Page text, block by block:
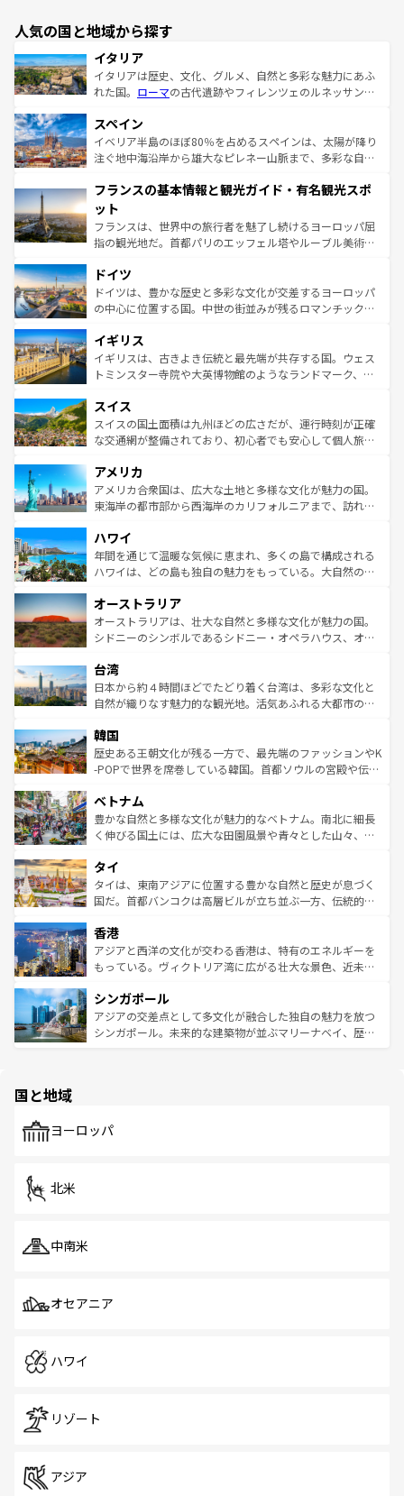
人気の国と地域から探す
イタリア
イタリアは歴史、文化、グルメ、自然と多彩な魅力にあふ
れた国。 ローマの古代遺跡やフィレンツェのルネッサンス
ろん、トスカーナの美しい田園風景やアマルフィ海岸の絶
景など、自然景観も見逃せない。観光の合間には、本場の
ピザやパスタなど、絶品のイタリア料理を堪能することも
ませてくれるイタリアで、忘れられない旅をしてみよう！
なお、新着のイタリア情報は
しい。
スペイン
イベリア半島のほぼ80％を占めるスペインは、太陽が降り
注ぐ地中海沿岸から雄大なピレネー山脈まで、多彩な自然
文化が根付くこの国では、情熱的なフラメンコ、熱気あふ
れる闘牛、そして美味しいタパスが生活の一部となってい
る。首都マドリードの洗練された雰囲気や、バルセロナの
アートに溢れた街角から、地方では古代ローマ遺跡や中世
せる。地方によって風土や気候が異なるスペインはその個
性で訪れる人を魅了する。 なお、新着のスペイン情報は コ
ンテンツ一覧を参照してほしい。
フランスの基本情報と観光ガイド・有名観光スポ
ット
フランスは、世界中の旅行者を魅了し続けるヨーロッパ屈
指の観光地だ。首都パリのエッフェル塔やルーブル美術館
で、幅広い魅力が詰まっている。華麗な宮殿、歴史的な大
聖堂、美しいビーチ、そして豊かな自然が、訪れる者を心
から魅了する。また、フランスは美食の国としても知ら
いる。シャンパンの発祥地であるランス、プロヴァンスの
香り高いラベンダー畑など、多彩な楽しみ方が可能だ。さ
らに、パリ以外の地域にも魅力が溢れており、どの街角に
れる地方に足を運ぶとそれぞれで全く異なる文化を体験で
きるだろう。 なお、新着のフランス情報はコンテンツ一覧
を参照してほしい。
ドイツ
ドイツは、豊かな歴史と多彩な文化が交差するヨーロッパ
の中心に位置する国。中世の街並みが残るロマンチック街
顔を持つこの国は、どこを歩いても飽きることがない。ベ
ルリンの文化的活気、バイエルン州のアルプスの絶景、そ
してライン川沿いのワイン畑といった風景は必見。ビール
は、お酒好きな人にはぜひ体験してほしい。 なお、新着の
ドイツ情報はコンテンツ一覧を参照してほしい。
イギリス
イギリスは、古きよき伝統と最先端が共存する国。ウェス
トミンスター寺院や大英博物館のようなランドマーク、歴
リアごとに異なる魅力がある。また、優雅なアフタヌーン
ティー、ビール好きにはたまらない英国パブ、サッカー観
戦など、本場だからこそできる体験も豊富。イギリスを旅
ンツ一覧を参照してほしい。
スイス
スイスの国土面積は九州ほどの広さだが、運行時刻が正確
な交通網が整備されており、初心者でも安心して個人旅行
の建物がそのまま残る町や、スイスならではのユニークな
博物館もあり、アルプス観光だけでなく町歩きも満喫する
ことができる。国民の所得が高いため物価も高いが、旅行
ば市内交通費無料で観光を楽しむこともできる。 なお、新
着のスイス情報はコンテンツ一覧 を参照してほしい。
アメリカ
アメリカ合衆国は、広大な土地と多様な文化が魅力の国。
東海岸の都市部から西海岸のカリフォルニアまで、訪れる
のような巨大都市は、観光、ショッピング、エンターテイ
ンメントが詰まった刺激的なスポットだ。一方、アメリカ
西部には大自然が広がり、グランドキャニオンやイエロー
部のニューオーリンズでは、音楽と美食が融合した独特の
文化が魅力。旅行者はアメリカの各地域で異なる魅力を楽
しみながら、その多様性と豊かな歴史を感じることができ
ならではの贅沢な旅のスタイルだ。 なお、新着のアメリカ
情報はコンテンツ一覧を参照してほしい。
ハワイ
年間を通じて温暖な気候に恵まれ、多くの島で構成される
ハワイは、どの島も独自の魅力をもっている。大自然の神
ワイ島は見逃せない。また、定番の観光地といえばオアフ
島だが、静かな自然を求めるならマウイ島やカウアイ島が
おすすめ。エメラルドグリーンに輝く海をはじめ、豊かな
れるおもてなしの心で訪れる人々を迎えてくれるハワイの
人々、おいしいローカルフードやハワイアンミュージッ
ク、伝統的なフラダンスなど、すべてがハワイの魅力を彩
ワイを、存分に味わってほしい。 なお、新着のハワイ情報
はコンテンツ一覧を参照してほしい。
オーストラリア
オーストラリアは、壮大な自然と多様な文化が魅力の国。
シドニーのシンボルであるシドニー・オペラハウス、オー
リアリーフや大陸中央部にそびえるウルル（エアーズロッ
ク）、タスマニアの美しい原生林やケアンズの熱帯雨林な
ど、見どころがたくさん。また、カフェやワイン、オージ
いる。アクティビティも充実しており、サーフィンやダイ
ビング、ハイキングなど、アウトドア好きにはたまらな
い。オーストラリアの多彩な魅力を存分に味わいつくそ
参照してほしい。
台湾
日本から約４時間ほどでたどり着く台湾は、多彩な文化と
自然が織りなす魅力的な観光地。活気あふれる大都市の台
ン）、静ひつな山岳地帯である台湾東部など、都市の喧騒
と山間の静けさが共存しており、訪れる人に新しい発見と
驚きをもたらしてくれる。また、奥深い台湾の食文化も魅
容にもいいと評判のスイーツなど、バラエティ豊かな料理
が味わえる。 なお、新着の台湾情報は コンテンツ一覧を参
照してほしい。
韓国
歴史ある王朝文化が残る一方で、最先端のファッションやK
-POPで世界を席巻している韓国。首都ソウルの宮殿や伝統
き、地方に足を延ばせば四季折々の自然美を楽しむことが
できる。そして、キムチや焼肉、絶品のストリートフード
まで、さまざまな韓国料理が待っている。夜には、韓国な
リティに包まれながら、韓国の多彩な魅力を心ゆくまで味
わってみてほしい。 なお、新着の韓国情報はコンテンツ一
覧を参照してほしい。
ベトナム
豊かな自然と多様な文化が魅力的なベトナム。南北に細長
く伸びる国土には、広大な田園風景や青々とした山々、世
急速な発展と共に伝統が息づく。ハノイの古い町並みやホ
ーチミン市のフランス統治時代の建物も、独特の雰囲気を
醸し出している。また、バラエティの豊かさとおいしさで
とつ。フォーやバインミー、ベトナムコーヒーなどは、ぜ
ひ現地で味わいたい。どの地域を訪れてもあたたかい人々
が旅行者を迎えてくれるので、きっと忘れられない旅にな
参照してほしい。
タイ
タイは、東南アジアに位置する豊かな自然と歴史が息づく
国だ。首都バンコクは高層ビルが立ち並ぶ一方、伝統的な
の活気が交差している。北部ではチェンマイなどの山岳地
帯で自然と触れ合い、南部ではプーケットやクラビの美し
いビーチでリゾート気分を楽しむことができる。タイ料理
激する。気候は一年中温暖で、どの季節にも異なる楽しみ
が待っている。親しみやすいタイの人々、仏教を中心とし
た文化、そして多様な観光資源が、訪れる旅人を魅了し続
香港
アジアと西洋の文化が交わる香港は、特有のエネルギーを
もっている。ヴィクトリア湾に広がる壮大な景色、近未来
み、どこを訪れても感動するはず。観光スポットが密集し
ており、効率よく見どころを回れるのも魅力。息をのむよ
うな絶景から文化的な体験まで、香港を存分に楽しみ尽く
シンガポール
アジアの交差点として多文化が融合した独自の魅力を放つ
シンガポール。未来的な建築物が並ぶマリーナベイ、歴史
で、ホーカーズは地元の風情を楽しめる外せないスポット
国と地域
ヨーロッパ
北米
中南米
オセアニア
ハワイ
リゾート
アジア